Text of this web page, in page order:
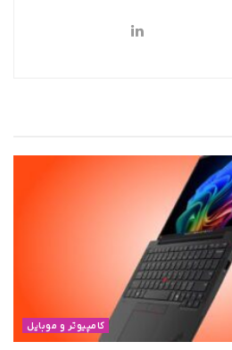
کامپیوتر و موبایل